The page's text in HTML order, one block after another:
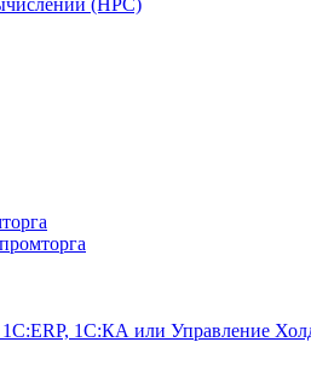
(HPC)
1С:КА или Управление